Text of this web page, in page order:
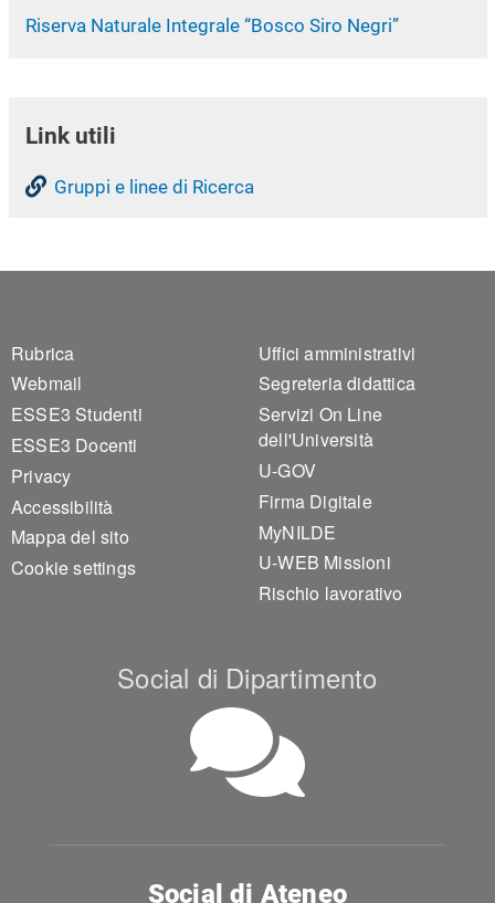
Riserva Naturale Integrale “Bosco Siro Negri”
Link utili
Gruppi e linee di Ricerca
Footer 1
Rubrica
Webmail
ESSE3 Studenti
ESSE3 Docenti
Privacy
Accessibilità
Mappa del sito
Cookie settings
Footer 2
Uffici amministrativi
Segreteria didattica
Servizi On Line
dell'Università
U-GOV
Firma Digitale
MyNILDE
U-WEB Missioni
Rischio lavorativo
Social di Dipartimento
Social di Ateneo